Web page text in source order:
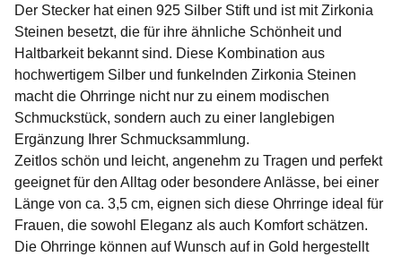
Der Stecker hat einen 925 Silber Stift und ist mit Zirkonia
Steinen besetzt, die für ihre ähnliche Schönheit und
Haltbarkeit bekannt sind. Diese Kombination aus
hochwertigem Silber und funkelnden Zirkonia Steinen
macht die Ohrringe nicht nur zu einem modischen
Schmuckstück, sondern auch zu einer langlebigen
Ergänzung Ihrer Schmucksammlung.
Zeitlos schön und leicht, angenehm zu Tragen und perfekt
geeignet für den Alltag oder besondere Anlässe, bei einer
Länge von ca. 3,5 cm, eignen sich diese Ohrringe ideal für
Frauen, die sowohl Eleganz als auch Komfort schätzen.
Die Ohrringe können auf Wunsch auf in Gold hergestellt